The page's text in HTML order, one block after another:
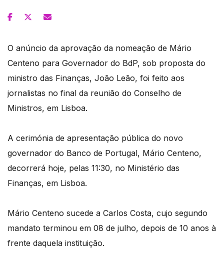
O anúncio da aprovação da nomeação de Mário
Centeno para Governador do BdP, sob proposta do
ministro das Finanças, João Leão, foi feito aos
jornalistas no final da reunião do Conselho de
Ministros, em Lisboa.
A cerimónia de apresentação pública do novo
governador do Banco de Portugal, Mário Centeno,
decorrerá hoje, pelas 11:30, no Ministério das
Finanças, em Lisboa.
Mário Centeno sucede a Carlos Costa, cujo segundo
mandato terminou em 08 de julho, depois de 10 anos à
frente daquela instituição.